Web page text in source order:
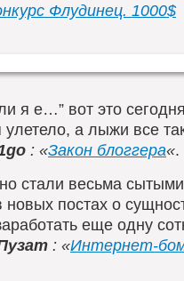
Флудинец. 1000$
я е…” вот это
а лыжи все
: «Закон блоггера«.
стали весьма
постах о
еще одну
: «Интернет-